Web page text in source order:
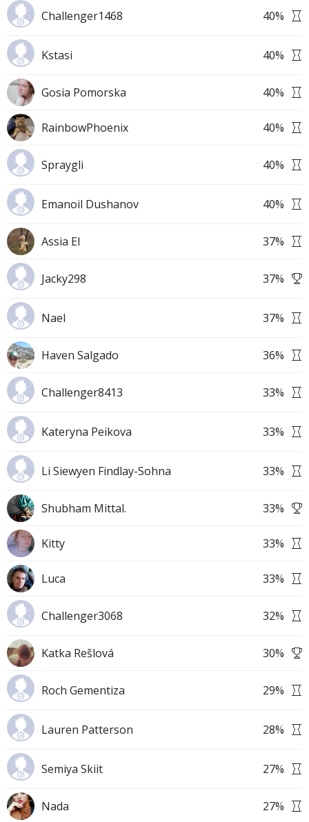
Challenger1468 40%
Kstasi 40%
Gosia Pomorska 40%
RainbowPhoenix 40%
Spraygli 40%
Emanoil Dushanov 40%
Assia El 37%
Jacky298 37%
Nael 37%
Haven Salgado 36%
Challenger8413 33%
Kateryna Peikova 33%
Li Siewyen Findlay-Sohna 33%
Shubham Mittal. 33%
Kitty 33%
Luca 33%
Challenger3068 32%
Katka Rešlová 30%
Roch Gementiza 29%
Lauren Patterson 28%
Semiya Skiit 27%
Nada 27%